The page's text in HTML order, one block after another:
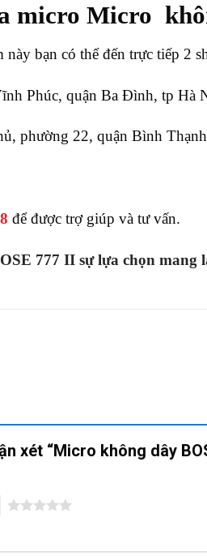
micro Micro
này bạn có thể đến trực tiếp 2
Phúc, quận Ba Đình, tp Hà
phường 22, quận Bình
để được trợ giúp và tư vấn.
777 II sự lựa chọn mang
xét “Micro không dây